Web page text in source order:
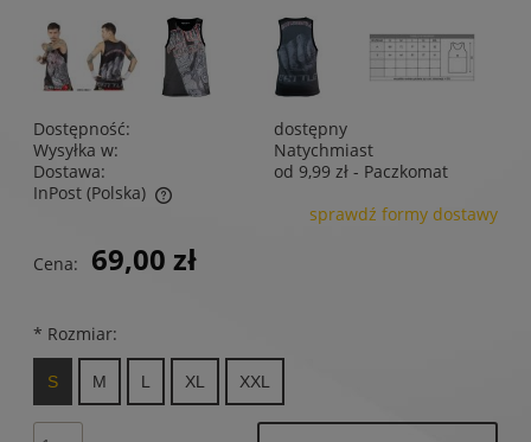
Dostępność:
dostępny
Wysyłka w:
Natychmiast
Dostawa:
od 9,99 zł - Paczkomat
InPost (Polska)
Cena nie zawiera ewentualnych kosztów płatności
sprawdź formy dostawy
Cena: 69,00 zł
* Rozmiar:
S M L XL XXL